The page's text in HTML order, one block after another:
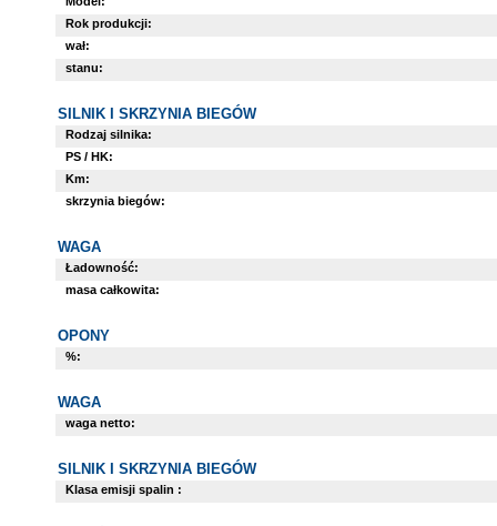
Rok produkcji:
wał:
stanu:
SILNIK I SKRZYNIA BIEGÓW
Rodzaj silnika:
PS / HK:
Km:
skrzynia biegów:
WAGA
Ładowność:
masa całkowita:
OPONY
%:
WAGA
waga netto:
SILNIK I SKRZYNIA BIEGÓW
Klasa emisji spalin :